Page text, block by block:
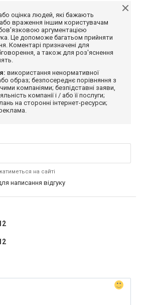
оцінка людей, які бажають
враження іншим користувачам
аргументацією
Це допоможе багатьом прийняти
Коментарі призначені для
а також для роз'яснення
використання ненормативної
образ; безпосереднє порівняння з
компаніями; безпідставні заяви,
компанії і / або її послуги;
на сторонні інтернет-ресурси;
на сайті
написання відгуку